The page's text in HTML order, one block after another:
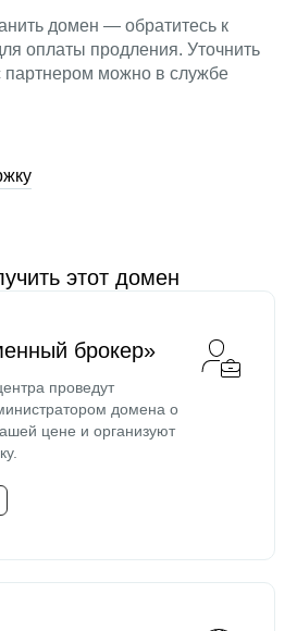
домен — обратитесь к
оплаты продления. Уточнить
партнером можно в службе
этот домен
брокер»
проведут
домена о
цене и организуют